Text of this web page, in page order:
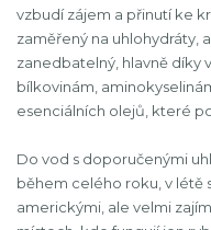
vzbudí zájem a přinutí ke
zaměřený na uhlohydráty,
zanedbatelný, hlavně díky
bílkovinám,
esenciálních olejů, které
Do vod s doporučenými
během celého roku, v létě
americkými, ale velmi